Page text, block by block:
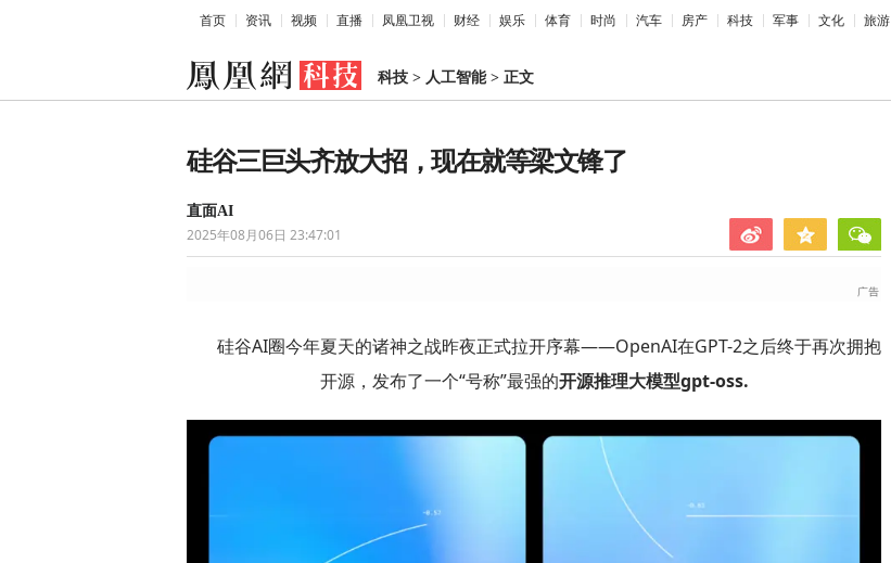
首页 资讯 视频 直播 凤凰卫视 财经 娱乐 体育 时尚 汽车 房产 科技 军事 文化 旅游
科技 > 人工智能> 正文
硅谷三巨头齐放大招，现在就等梁文锋了
直面AI
2025年08月06日 23:47:01
硅谷AI圈今年夏天的诸神之战昨夜正式拉开序幕——OpenAI在GPT-2之后终于再次拥抱
开源，发布了一个“号称”最强的开源推理大模型gpt-oss.